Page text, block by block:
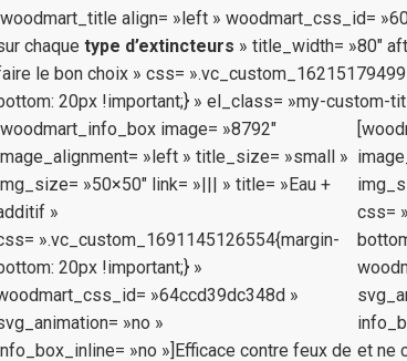
align= »left » woodmart_css_id=
chaque type d’extincteurs » title_width= »80″
le bon choix » css=
20px !important;} » el_class= »my-custom-
image= »8792″
»left » title_size= »small »
»50×50″ link= »||| » title= »Eau +
»
».vc_custom_1691145126554{margin-
20px !important;} »
»64ccd39dc348d »
»no »
»no »]Efficace contre feux de
css=
et ne